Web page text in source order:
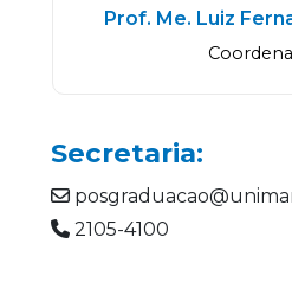
Prof. Me. Luiz
Secretaria:
2105-4100